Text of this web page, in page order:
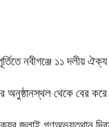
নবীগঞ্জে ১১ দলীয়
থেকে বের করে